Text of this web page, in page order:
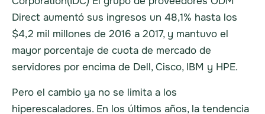
Direct aumentó sus ingresos un 48,1% hasta los
$4,2 mil millones de 2016 a 2017, y mantuvo el
mayor porcentaje de cuota de mercado de
servidores por encima de Dell, Cisco, IBM y HPE.
Pero el cambio ya no se limita a los
hiperescaladores. En los últimos años, la tendencia